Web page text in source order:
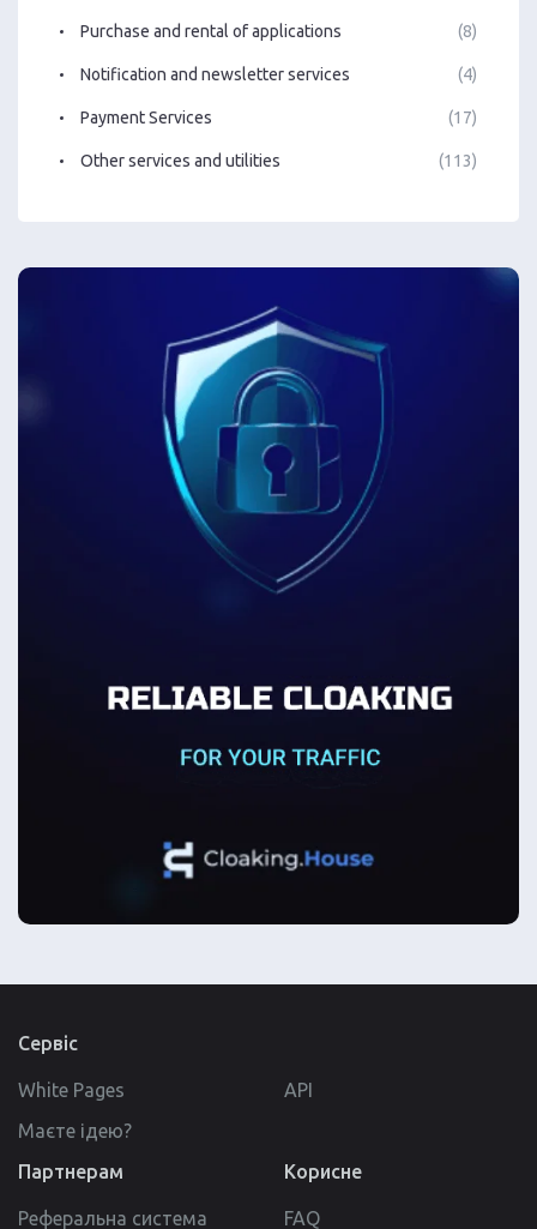
Purchase and rental of applications (8)
Notification and newsletter services (4)
Payment Services (17)
Other services and utilities (113)
Сервіс
White Pages
API
Маєте ідею?
Партнерам
Реферальна система
Корисне
FAQ